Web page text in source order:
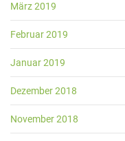
März 2019
Februar 2019
Januar 2019
Dezember 2018
November 2018